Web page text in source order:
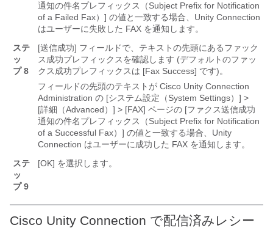
通知の件名プレフィックス（Subject Prefix for Notification
of a Failed Fax）] の値と一致する場合、Unity Connection
はユーザーに失敗した FAX を通知します。
ステ
ッ
プ 8
[送信成功] フィールドで、テキストの先頭にあるファック
ス成功プレフィックスを確認します (デフォルトのファッ
クス成功プレフィックスは [Fax Success] です)。
フィールドの先頭のテキストが Cisco Unity Connection
Administration の [システム設定（System Settings）] >
[詳細（Advanced）] > [FAX] ページの [ファクス送信成功
通知の件名プレフィックス（Subject Prefix for Notification
of a Successful Fax）] の値と一致する場合、Unity
Connection はユーザーに成功した FAX を通知します。
ステ
ッ
プ 9
[OK] を選択します。
Cisco Unity Connection で配信済みレシー